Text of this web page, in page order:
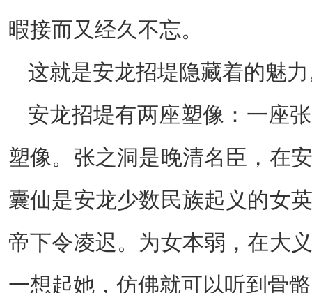
暇接而又经久不忘。
这就是安龙招堤隐藏着的魅
安龙招堤有两座塑像：一座
塑像。张之洞是晚清名臣，在
囊仙是安龙少数民族起义的女
帝下令凌迟。为女本弱，在大
一想起她，仿佛就可以听到骨